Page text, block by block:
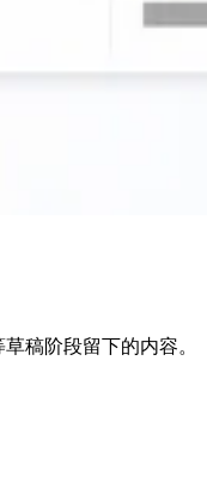
稿阶段留下的内容。